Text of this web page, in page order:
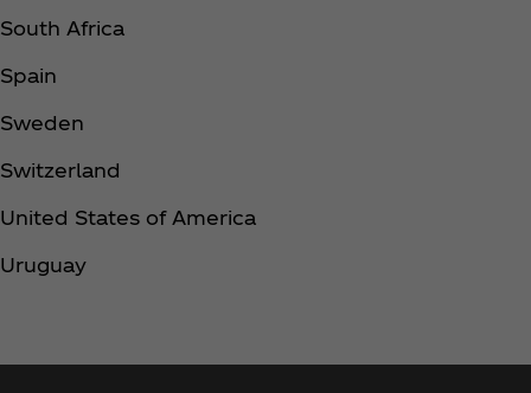
South Africa ​
Spain ​
Sweden ​
Switzerland ​
United States of America ​
Uruguay